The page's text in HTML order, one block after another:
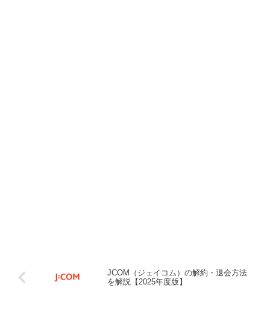
JCOM（ジェイコム）の解約・退会方法
を解説【2025年度版】